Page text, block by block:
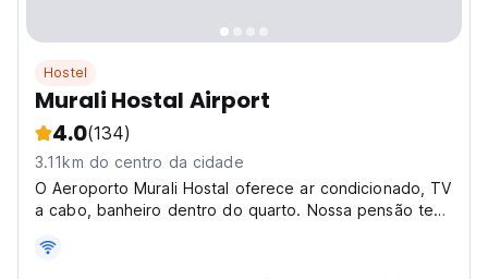
Hostel
Murali Hostal Airport
4.0(134)
3.11km do centro da cidade
O Aeroporto Murali Hostal oferece ar condicionado, TV
a cabo, banheiro dentro do quarto. Nossa pensão tem
estacionamento privativo.